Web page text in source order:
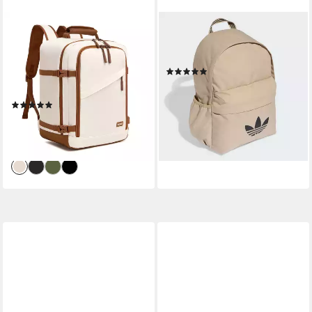
KONO
Rucksack Ryanair-
Kabinentasche –
Handgepäckrucksack, Maße
40 x 30 x 20 cm
(10)
32,29 €
lieferbar - in 2-3 Werktagen bei dir
ADIDAS ORIGINALS
Rucksack ADICOLOR
CLASSIC RUCKSACK (1-tlg)
(10)
32,99 €
lieferbar - in 1-2 Werktagen bei dir
+2